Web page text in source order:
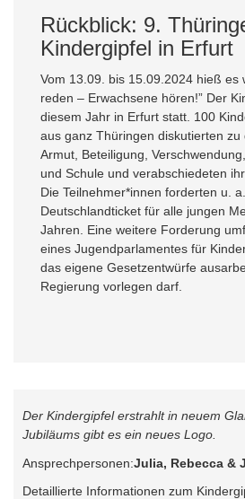
Rückblick: 9.
Kindergipfel in Erfurt
Vom 13.09. bis 15.09.2024 hieß es
reden – Erwachsene hören!” Der
diesem Jahr in Erfurt statt. 100
aus ganz Thüringen diskutierten zu
Armut, Beteiligung,
und Schule und verabschiedeten
Die Teilnehmer*innen forderten u.
Deutschlandticket für alle jungen
Jahren. Eine weitere Forderung
eines Jugendparlamentes für
das eigene Gesetzentwürfe
Regierung vorlegen darf.
Der Kindergipfel erstrahlt in neuem
Jubiläums gibt es ein neues Logo.
Ansprechpersonen:Julia, Rebecca &
Detaillierte Informationen zum